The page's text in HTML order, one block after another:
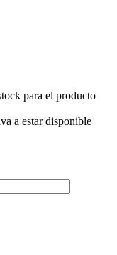
para el producto
a estar disponible